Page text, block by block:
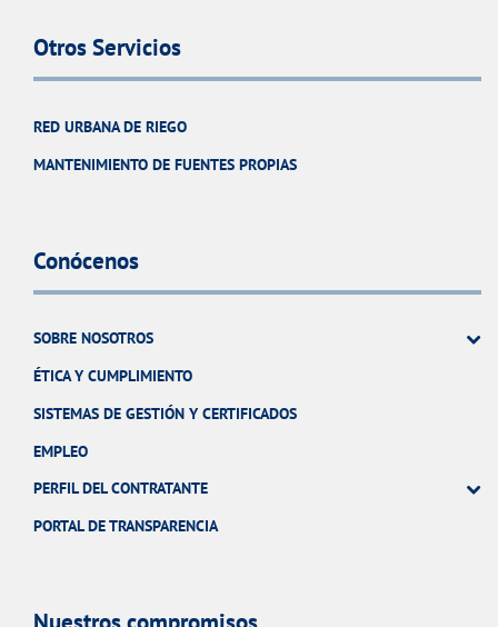
Otros Servicios
RED URBANA DE RIEGO
MANTENIMIENTO DE FUENTES PROPIAS
Conócenos
SOBRE NOSOTROS
ÉTICA Y CUMPLIMIENTO
SISTEMAS DE GESTIÓN Y CERTIFICADOS
EMPLEO
PERFIL DEL CONTRATANTE
PORTAL DE TRANSPARENCIA